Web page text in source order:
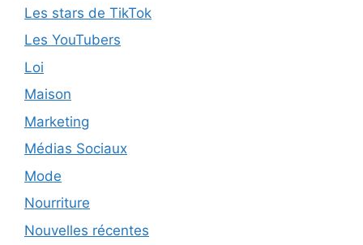
Les stars de TikTok
Les YouTubers
Loi
Maison
Marketing
Médias Sociaux
Mode
Nourriture
Nouvelles récentes